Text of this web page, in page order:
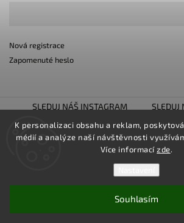
K personalizaci obsahu a reklam,
médií a analýze naší návštěvnosti
Více informacízde.
Souhlasím
Nová registrace
Zapomenuté heslo
SLEDUJ NÁŠ INSTAGRAM
SLEDUJ
TUNING SHOW TROJHALÍ
LOWER UNITED